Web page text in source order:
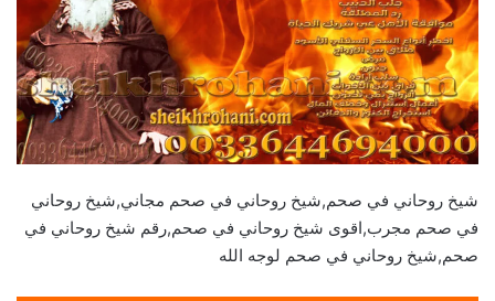
شيخ روحاني في صحم,شيخ روحاني في صحم مجاني,شيخ روحاني
في صحم مجرب,اقوى شيخ روحاني في صحم,رقم شيخ روحاني في
صحم,شيخ روحاني في صحم لوجه الله